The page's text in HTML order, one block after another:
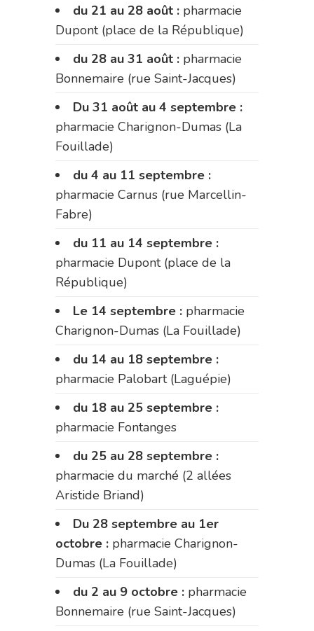
du 21 au 28 août : pharmacie
Dupont (place de la République)
du 28 au 31 août : pharmacie
Bonnemaire (rue Saint-Jacques)
Du 31 août au 4 septembre :
pharmacie Charignon-Dumas (La
Fouillade)
du 4 au 11 septembre :
pharmacie Carnus (rue Marcellin-
Fabre)
du 11 au 14 septembre :
pharmacie Dupont (place de la
République)
Le 14 septembre : pharmacie
Charignon-Dumas (La Fouillade)
du 14 au 18 septembre :
pharmacie Palobart (Laguépie)
du 18 au 25 septembre :
pharmacie Fontanges
du 25 au 28 septembre :
pharmacie du marché (2 allées
Aristide Briand)
Du 28 septembre au 1er
octobre : pharmacie Charignon-
Dumas (La Fouillade)
du 2 au 9 octobre : pharmacie
Bonnemaire (rue Saint-Jacques)